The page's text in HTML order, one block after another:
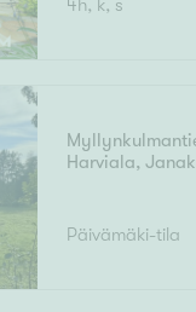
4h, k, s
Harviala,
Päivämäki-tila